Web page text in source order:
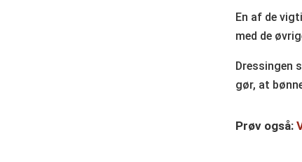
En af de
med de
Dressingen
gør, at
Prøv også: